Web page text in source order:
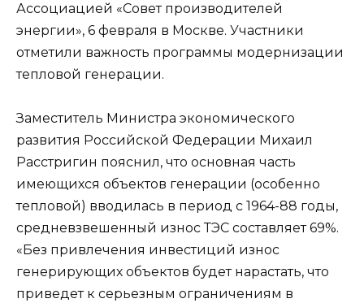
Ассоциацией «Совет производителей
энергии», 6 февраля в Москве. Участники
отметили важность программы модернизации
тепловой генерации.
Заместитель Министра экономического
развития Российской Федерации Михаил
Расстригин пояснил, что основная часть
имеющихся объектов генерации (особенно
тепловой) вводилась в период с 1964-88 годы,
средневзвешенный износ ТЭС составляет 69%.
«Без привлечения инвестиций износ
генерирующих объектов будет нарастать, что
приведет к серьезным ограничениям в